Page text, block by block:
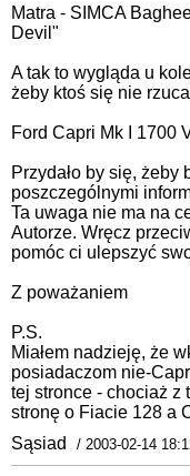
Matra - SIMCA
Devil"
A tak to wygląda u
żeby ktoś się nie
Ford Capri Mk I 1700
Przydało by się, żeby
poszczególnymi
Ta uwaga nie ma na
Autorze. Wręcz
pomóc ci ulepszyć
Z poważaniem
P.S.
Miałem nadzieję, że
posiadaczom nie-
tej stronce - chociaż z
stronę o Fiacie 128 a
Sąsiad
/ 2003-02-14